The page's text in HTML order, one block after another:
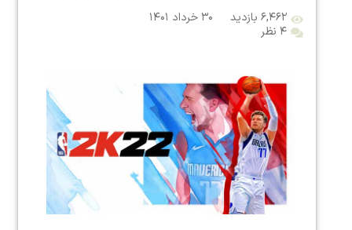
۶,۴۶۲ بازدید
۳۰ خرداد ۱۴۰۱
۴ نظر